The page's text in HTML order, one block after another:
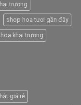
trương
shop hoa tươi gần đây
khai trương
giá rẻ